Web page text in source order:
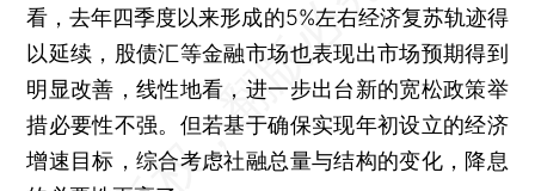
看，去年四季度以来形成的5%左右经济复苏轨迹得
以延续，股债汇等金融市场也表现出市场预期得到
明显改善，线性地看，进一步出台新的宽松政策举
措必要性不强。但若基于确保实现年初设立的经济
增速目标，综合考虑社融总量与结构的变化，降息